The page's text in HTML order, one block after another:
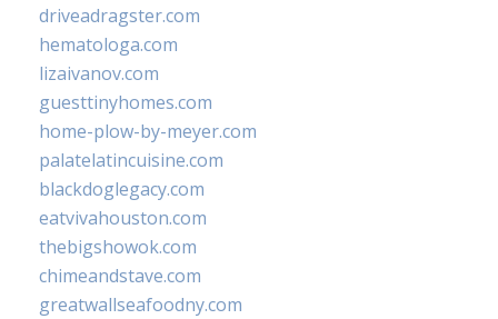
driveadragster.com
hematologa.com
lizaivanov.com
guesttinyhomes.com
home-plow-by-meyer.com
palatelatincuisine.com
blackdoglegacy.com
eatvivahouston.com
thebigshowok.com
chimeandstave.com
greatwallseafoodny.com